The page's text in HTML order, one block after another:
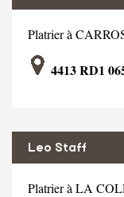
Platrier à
4413 RD1
Leo Staff
Platrier à LA